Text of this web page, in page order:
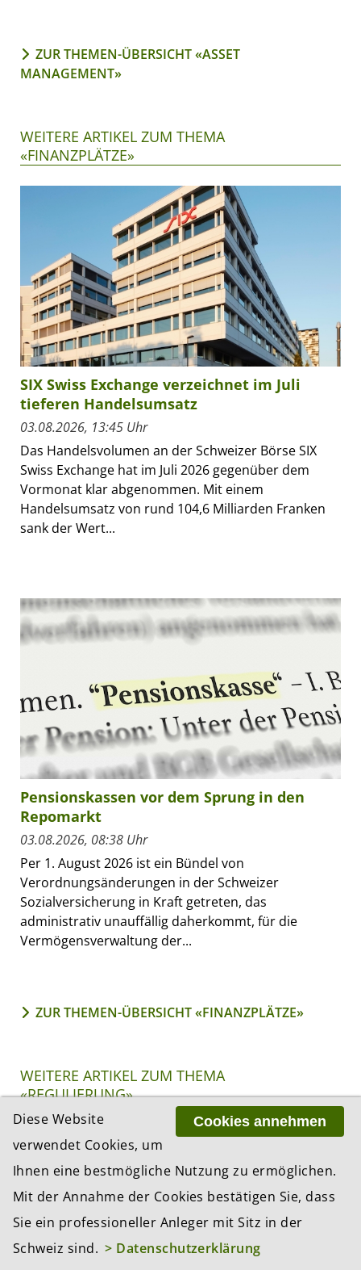
ZUR THEMEN-ÜBERSICHT «ASSET
MANAGEMENT»
WEITERE ARTIKEL ZUM THEMA
«FINANZPLÄTZE»
SIX Swiss Exchange verzeichnet im Juli
tieferen Handelsumsatz
03.08.2026, 13:45 Uhr
Das Handelsvolumen an der Schweizer Börse SIX
Swiss Exchange hat im Juli 2026 gegenüber dem
Vormonat klar abgenommen. Mit einem
Handelsumsatz von rund 104,6 Milliarden Franken
sank der Wert...
Pensionskassen vor dem Sprung in den
Repomarkt
03.08.2026, 08:38 Uhr
Per 1. August 2026 ist ein Bündel von
Verordnungsänderungen in der Schweizer
Sozialversicherung in Kraft getreten, das
administrativ unauffällig daherkommt, für die
Vermögensverwaltung der...
ZUR THEMEN-ÜBERSICHT «FINANZPLÄTZE»
WEITERE ARTIKEL ZUM THEMA
«REGULIERUNG»
Cookies annehmen
Diese Website
verwendet Cookies, um
Ihnen eine bestmögliche Nutzung zu ermöglichen.
Mit der Annahme der Cookies bestätigen Sie, dass
Sie ein professioneller Anleger mit Sitz in der
Schweiz sind. > Datenschutzerklärung